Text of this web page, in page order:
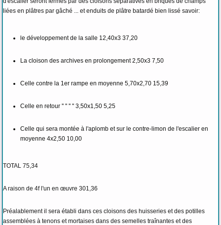
liées en plâtres par gâché ... et enduits de plâtre batardé bien lissé savoir:
le développement de la salle 12,40x3 37,20
La cloison des archives en prolongement 2,50x3 7,50
Celle contre la 1er rampe en moyenne 5,70x2,70 15,39
Celle en retour '' '' '' '' 3,50x1,50 5,25
Celle qui sera montée à l'aplomb et sur le contre-limon de l'escalier en
moyenne 4x2,50 10,00
TOTAL 75,34
A raison de 4f l'un en œuvre 301,36
Préalablement il sera établi dans ces cloisons des huisseries et des potilles
assemblées à tenons et mortaises dans des semelles traînantes et des